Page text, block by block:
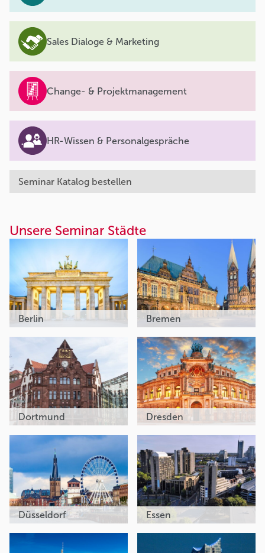
Sales Dialoge & Marketing
Change- & Projektmanagement
HR-Wissen & Personalgespräche
Seminar Katalog bestellen
Unsere Seminar Städte
Berlin Bremen
Dortmund Dresden
Düsseldorf Essen